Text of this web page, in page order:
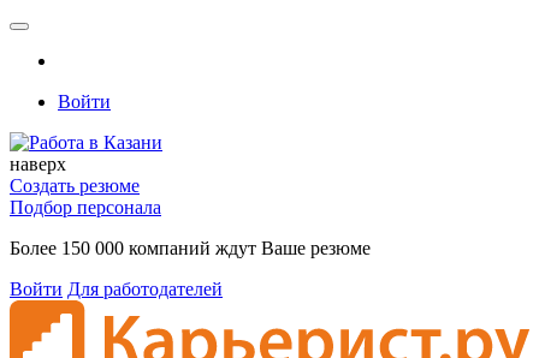
Войти
наверх
Создать резюме
Подбор персонала
Более 150 000 компаний ждут Ваше резюме
Войти Для работодателей